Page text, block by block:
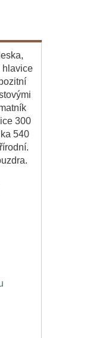
hlavice
300
540